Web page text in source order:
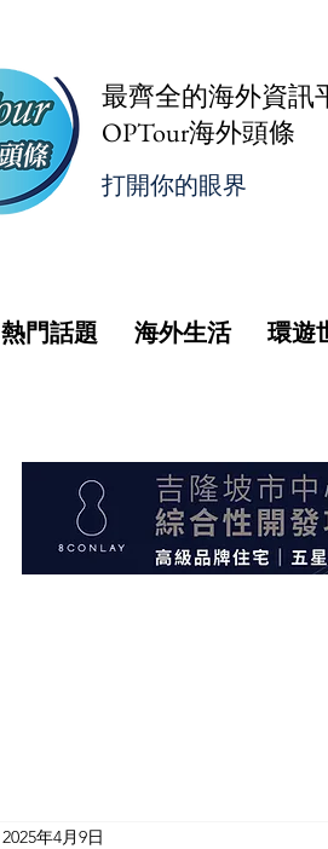
最齊全的海外資訊
OPTour海外頭條
打開你的眼界
熱門話題 海外生活 環遊
2025年4月9日